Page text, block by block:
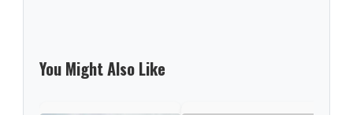
You Might Also Like